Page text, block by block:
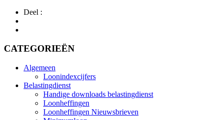
Deel :
CATEGORIEËN
Algemeen
Loonindexcijfers
Belastingdienst
Handige downloads belastingdienst
Loonheffingen
Loonheffingen Nieuwsbrieven